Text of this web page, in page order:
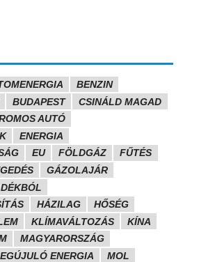
BENZIN
BUDAPEST
CSINÁLD MAGAD
AUTÓ
ENERGIA
EU FÖLDGÁZ
FŰTÉS
GÁZOLAJÁR
HÁZILAG
HŐSÉG
KLÍMAVÁLTOZÁS
KÍNA
MAGYARORSZÁG
ENERGIA
MOL